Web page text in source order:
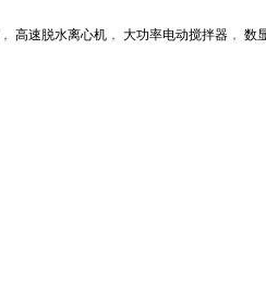
， 高速脱水离心机 ， 大功率电动搅拌器 ， 数